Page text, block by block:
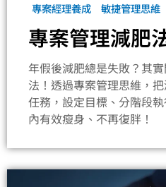
專案經理養成 敏捷管理思維
專案管理減肥
年假後減肥總是失敗？其
法！透過專案管理思維，
任務，設定目標、分階段
內有效瘦身、不再復胖！